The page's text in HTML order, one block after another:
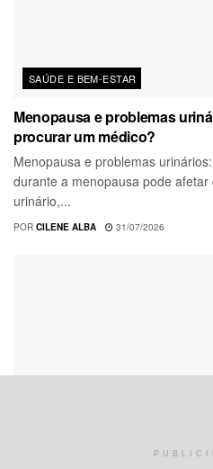
SAÚDE E BEM-ESTAR
Menopausa e problemas
procurar um médico?
Menopausa e problemas
durante a menopausa pode
urinário,...
POR CILENE ALBA 31/07/2026